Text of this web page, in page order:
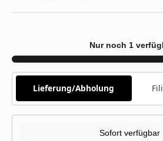
Nur noch 1
Lieferung/Abholung
Sofort verfügbar